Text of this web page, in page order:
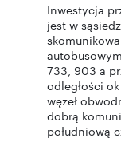
Inwestycja
jest w
733, 903 a
odległości
węzeł
dobrą
południową